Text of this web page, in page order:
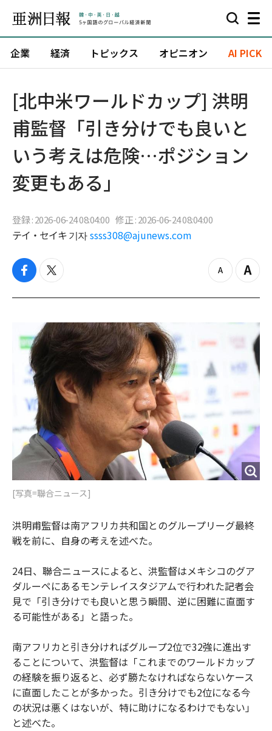
企業 経済 トピックス オピニオン AI PICK
[北中米ワールドカップ] 洪明
甫監督「引き分けでも良いと
いう考えは危険…ポジション
変更もある」
登録 : 2026-06-24 08:04:00 修正 : 2026-06-24 08:04:00
テイ・セイキ 기자 ssss308@ajunews.com
f
c
o
o
t
i
t
e
r
z
o
Z
o
[写真=聯合ニュース]
洪明甫監督は南アフリカ共和国とのグループリーグ最終
戦を前に、自身の考えを述べた。
24日、聯合ニュースによると、洪監督はメキシコのグア
ダルーペにあるモンテレイスタジアムで行われた記者会
見で「引き分けでも良いと思う瞬間、逆に困難に直面す
る可能性がある」と語った。
南アフリカと引き分ければグループ2位で32強に進出す
ることについて、洪監督は「これまでのワールドカップ
の経験を振り返ると、必ず勝たなければならないケース
に直面したことが多かった。引き分けでも2位になる今
の状況は悪くはないが、特に助けになるわけでもない」
と述べた。